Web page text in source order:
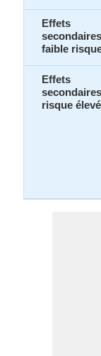
Effets
faible
Effets
risque élevé